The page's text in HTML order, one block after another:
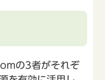
の3者がそれぞ